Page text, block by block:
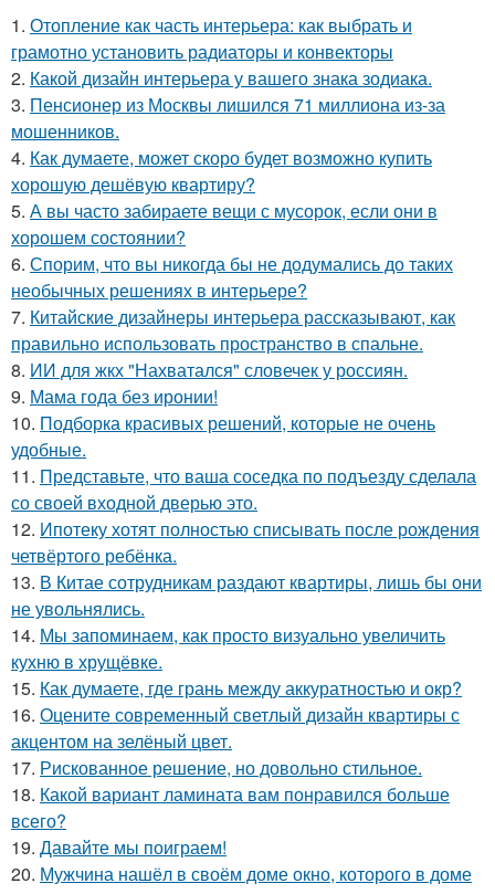
1. Отопление как часть интерьера: как выбрать и
грамотно установить радиаторы и конвекторы
2. Какой дизайн интерьера у вашего знака зодиака.
3. Пенсионер из Москвы лишился 71 миллиона из-за
мошенников.
4. Как думаете, может скоро будет возможно купить
хорошую дешёвую квартиру?
5. А вы часто забираете вещи с мусорок, если они в
хорошем состоянии?
6. Спорим, что вы никогда бы не додумались до таких
необычных решениях в интерьере?
7. Китайские дизайнеры интерьера рассказывают, как
правильно использовать пространство в спальне.
8. ИИ для жкх "Нахватался" словечек у россиян.
9. Мама года без иронии!
10. Подборка красивых решений, которые не очень
удобные.
11. Представьте, что ваша соседка по подъезду сделала
со своей входной дверью это.
12. Ипотеку хотят полностью списывать после рождения
четвёртого ребёнка.
13. В Китае сотрудникам раздают квартиры, лишь бы они
не увольнялись.
14. Мы запоминаем, как просто визуально увеличить
кухню в хрущёвке.
15. Как думаете, где грань между аккуратностью и окр?
16. Оцените современный светлый дизайн квартиры с
акцентом на зелёный цвет.
17. Рискованное решение, но довольно стильное.
18. Какой вариант ламината вам понравился больше
всего?
19. Давайте мы поиграем!
20. Мужчина нашёл в своём доме окно, которого в доме